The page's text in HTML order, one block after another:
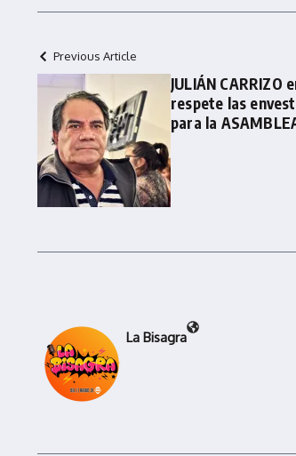
Previous Article
JULIÁN
respete las
para la
La Bisagra